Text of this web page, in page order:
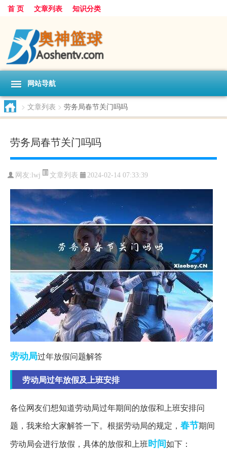
首 页 文章列表 知识分类
网站导航
> 文章列表 > 劳务局春节关门吗吗
劳务局春节关门吗吗
网友:lwj 文章列表 2024-02-14 07:33:39
劳动局过年放假问题解答
劳动局过年放假及上班安排
各位网友们想知道劳动局过年期间的放假和上班安排问
题，我来给大家解答一下。根据劳动局的规定， 春节期间
劳动局会进行放假，具体的放假和上班时间如下：